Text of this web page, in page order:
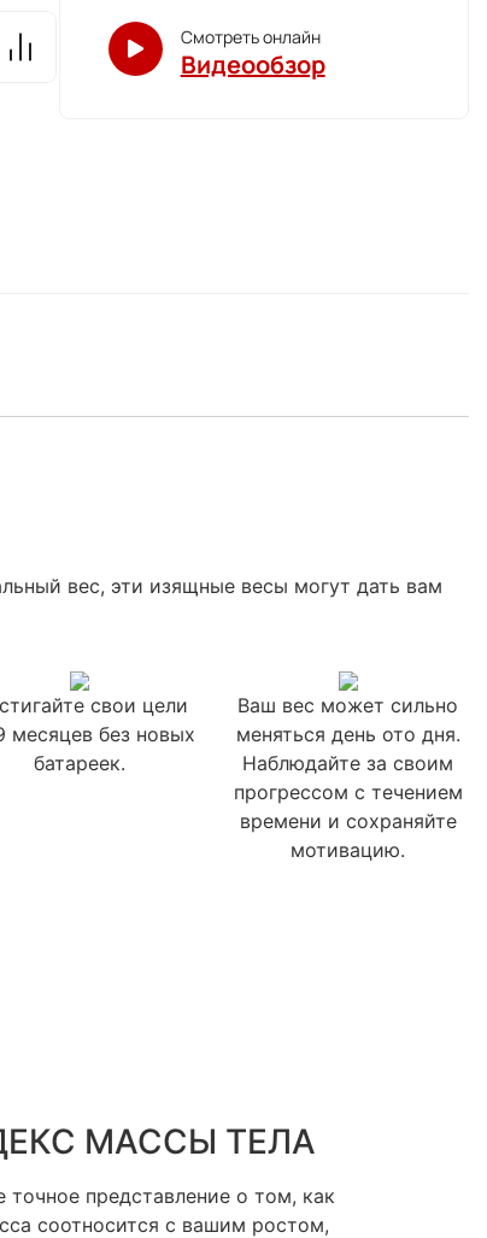
Смотреть онлайн
Видеообзор
вес, эти изящные весы могут дать вам
свои цели
месяцев без новых
батареек.
Ваш вес может сильно
меняться день ото дня.
Наблюдайте за своим
прогрессом с течением
времени и сохраняйте
мотивацию.
МАССЫ ТЕЛА
точное представление о том, как
соотносится с вашим ростом,